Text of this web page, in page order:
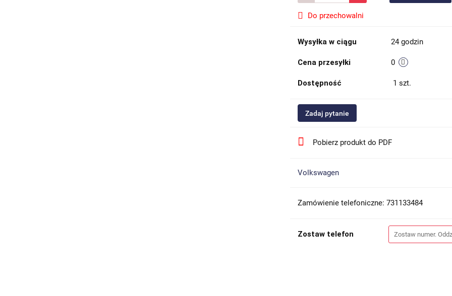
Do przechowalni
Wysyłka w ciągu 24 godzin
Cena przesyłki 0
Dostępność 1 szt.
Zadaj pytanie
Pobierz produkt do PDF
Volkswagen
Zamówienie telefoniczne: 731133484
Zostaw telefon